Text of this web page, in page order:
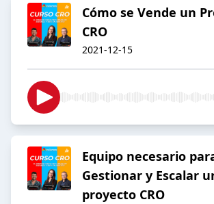
Cómo se Vende un
CRO
2021-12-15
Equipo necesario
Gestionar y Escalar
proyecto CRO